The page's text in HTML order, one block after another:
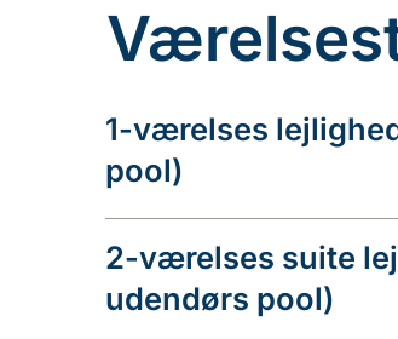
1-værelses
pool)
2-værelses suite
udendørs pool)